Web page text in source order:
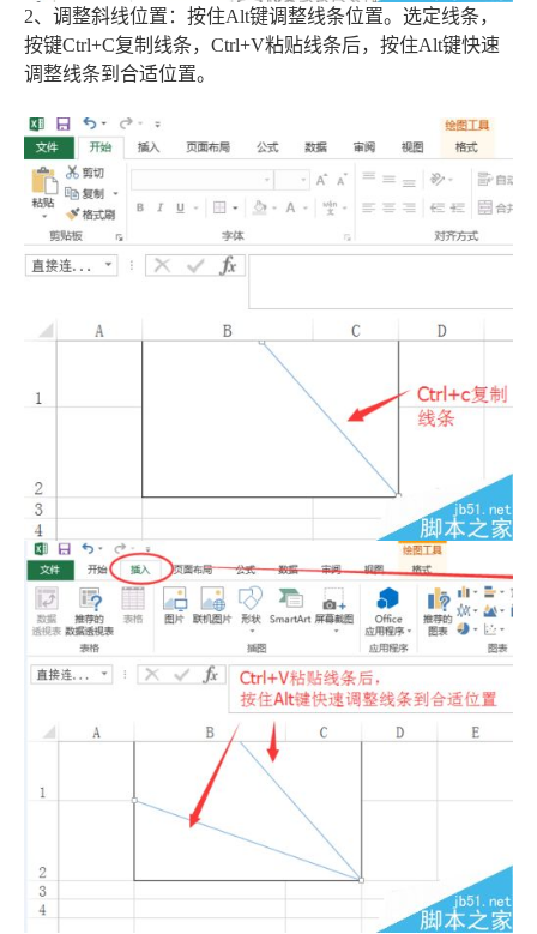
2、调整斜线位置：按住Alt键调整线条位置。选定线条，
按键Ctrl+C复制线条，Ctrl+V粘贴线条后，按住Alt键快速
调整线条到合适位置。